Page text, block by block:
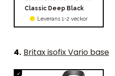
Classic Deep Black
Leverans 1-2 veckor
4. Britax isofix Vario base